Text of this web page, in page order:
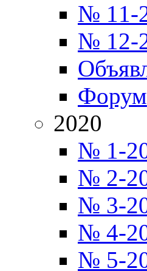
№ 11-
№ 12-
Форум
2020
№ 1-
№ 2-
№ 3-
№ 4-
№ 5-